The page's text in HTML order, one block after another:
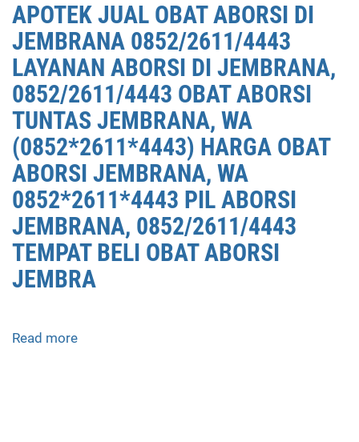
APOTEK JUAL OBAT ABORSI DI
JEMBRANA 0852/2611/4443
LAYANAN ABORSI DI JEMBRANA,
0852/2611/4443 OBAT ABORSI
TUNTAS JEMBRANA, WA
(0852*2611*4443) HARGA OBAT
ABORSI JEMBRANA, WA
0852*2611*4443 PIL ABORSI
JEMBRANA, 0852/2611/4443
TEMPAT BELI OBAT ABORSI
JEMBRA
Read more